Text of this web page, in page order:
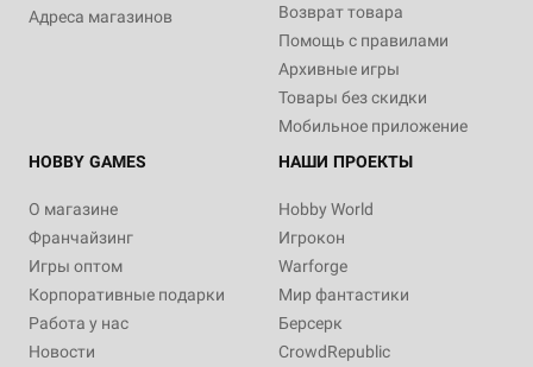
Адреса магазинов
Возврат товара
Помощь с правилами
Архивные игры
Товары без скидки
Мобильное приложение
HOBBY GAMES
О магазине
Франчайзинг
Игры оптом
Корпоративные подарки
Работа у нас
Новости
НАШИ ПРОЕКТЫ
Hobby World
Игрокон
Warforge
Мир фантастики
Берсерк
CrowdRepublic